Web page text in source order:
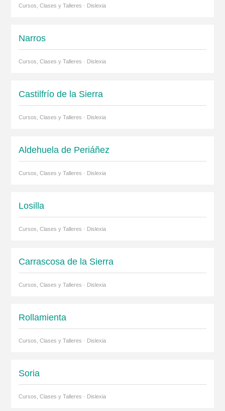
Cursos, Clases y Talleres · Dislexia
Narros
Cursos, Clases y Talleres · Dislexia
Castilfrío de la Sierra
Cursos, Clases y Talleres · Dislexia
Aldehuela de Periáñez
Cursos, Clases y Talleres · Dislexia
Losilla
Cursos, Clases y Talleres · Dislexia
Carrascosa de la Sierra
Cursos, Clases y Talleres · Dislexia
Rollamienta
Cursos, Clases y Talleres · Dislexia
Soria
Cursos, Clases y Talleres · Dislexia